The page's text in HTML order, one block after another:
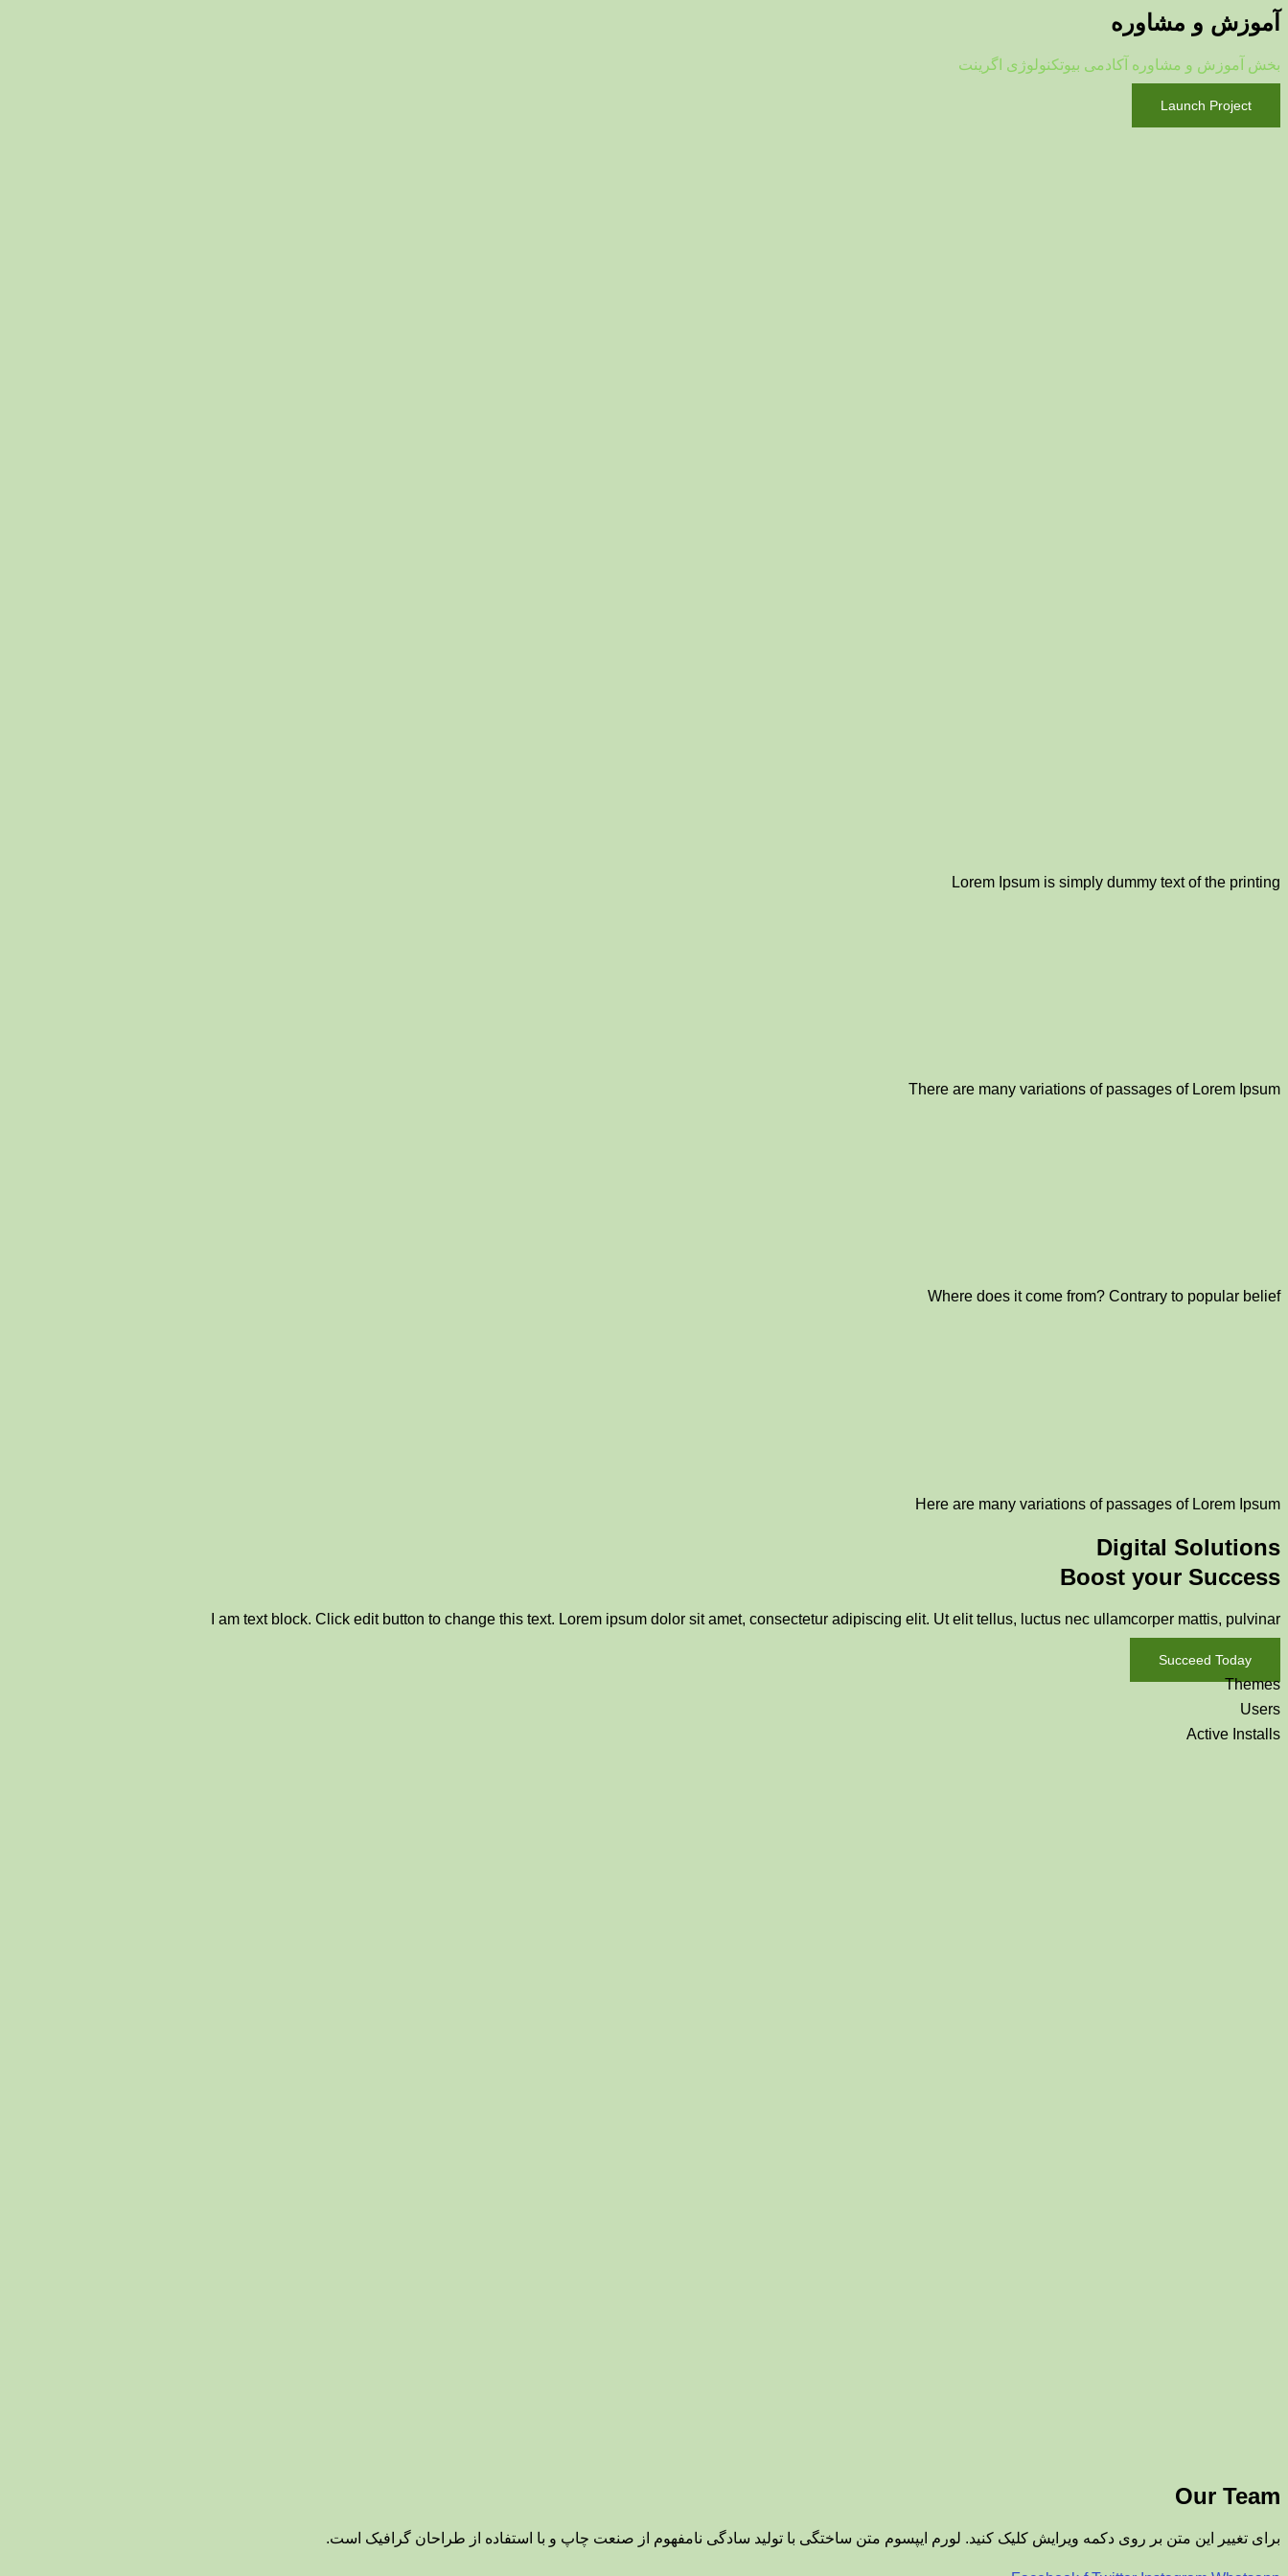
آموزش و مشاوره
بخش آموزش و مشاوره آکادمی بیوتکنولوژی اگرینت
Launch Project
Lorem Ipsum is simply dummy text of the printing
There are many variations of passages of Lorem Ipsum
Where does it come from? Contrary to popular belief
Here are many variations of passages of Lorem Ipsum
Digital Solutions
Boost your Success
I am text block. Click edit button to change this text. Lorem ipsum dolor sit amet, consectetur adipiscing elit. Ut elit tellus, luctus nec ullamcorper mattis, pulvinar
Succeed Today
Themes
Users
Active Installs
Our Team
برای تغییر این متن بر روی دکمه ویرایش کلیک کنید. لورم ایپسوم متن ساختگی با تولید سادگی نامفهوم از صنعت چاپ و با استفاده از طراحان گرافیک است.